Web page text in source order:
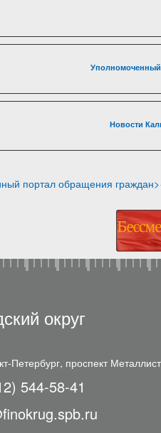
Уполномоченный
Новости
округ
Петербург, проспект
544-58-41